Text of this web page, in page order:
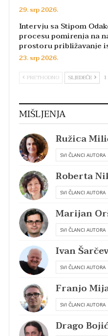
29. srp 2026.
Intervju sa Stipom
procesu pomirenja na
prostoru približavanje
23. srp 2026.
PRETHODNO SLJEDEĆE
MIŠLJENJA
Ružica
SVI ČLANCI AUTORA
Roberta
SVI ČLANCI AUTORA
Marijan
SVI ČLANCI AUTORA
Ivan
SVI ČLANCI AUTORA
Franjo
SVI ČLANCI AUTORA
Drago